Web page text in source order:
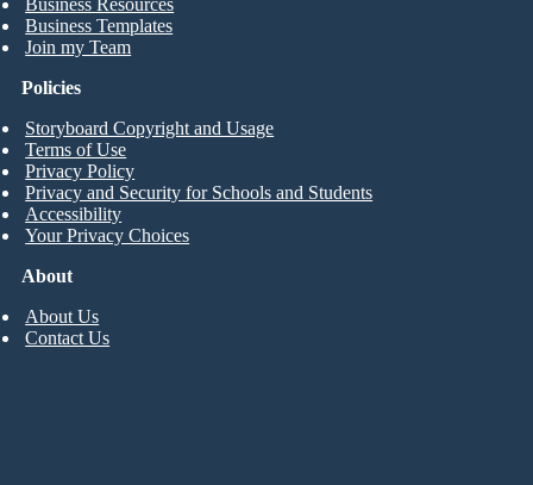
Business Templates
Join my Team
About
About Us
Contact Us
Policies
Storyboard Copyright and Usage
Terms of Use
Privacy Policy
Privacy and Security for Schools and Students
Accessibility
Your Privacy Choices